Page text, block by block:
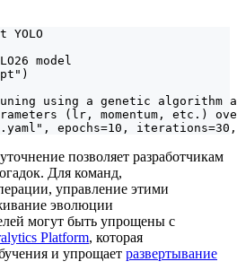
model
using a genetic algorithm
(lr, momentum, etc.)
epochs=10,
позволяет разработчикам
Для команд,
управление этими
эволюции
могут быть упрощены с
Platform, которая
и упрощает развертывание